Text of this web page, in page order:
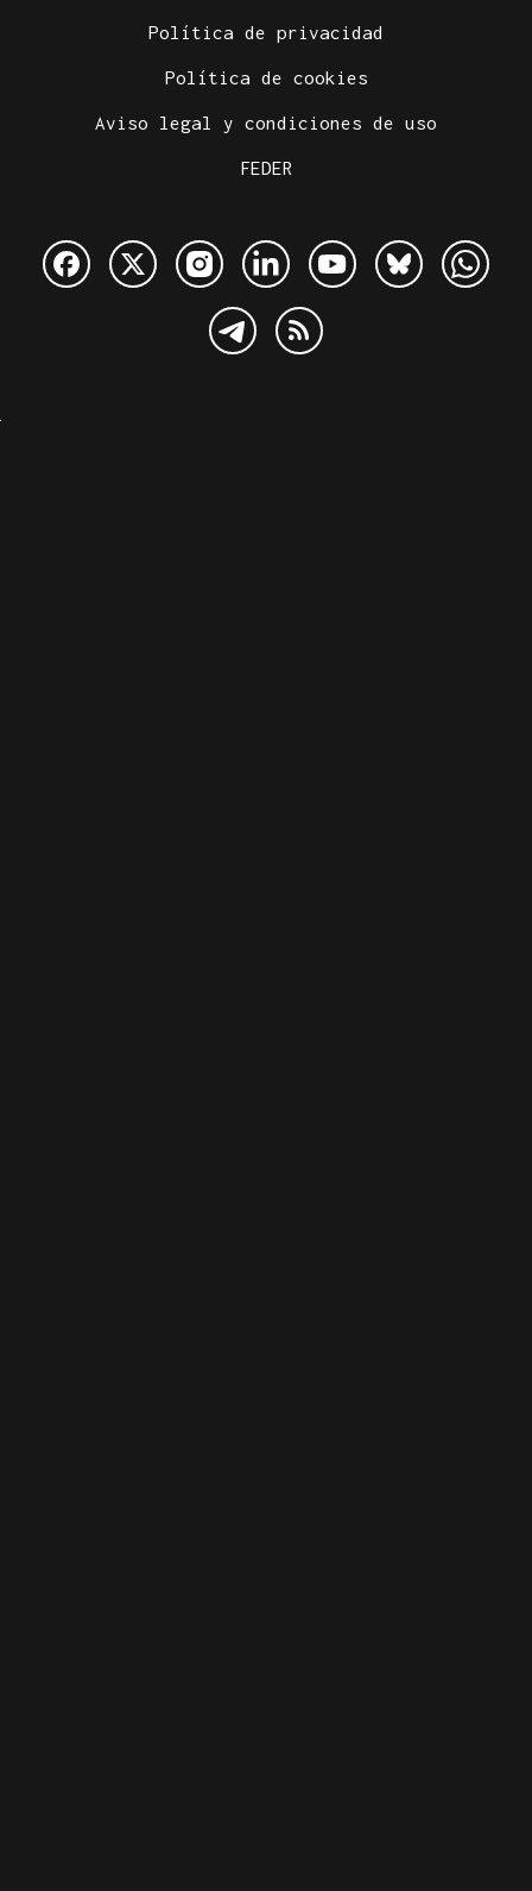
Política de privacidad
Política de cookies
Aviso legal y condiciones de uso
FEDER